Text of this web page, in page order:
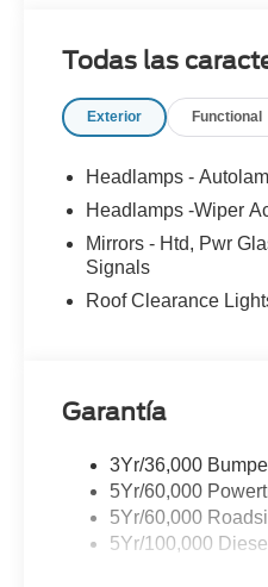
Todas las
Exterior Functional
Headlamps -
Headlamps -Wiper
Mirrors - Htd, Pwr
Signals
Roof Clearance
Garantía
3Yr/36,000
5Yr/60,000
5Yr/60,000
5Yr/100,000